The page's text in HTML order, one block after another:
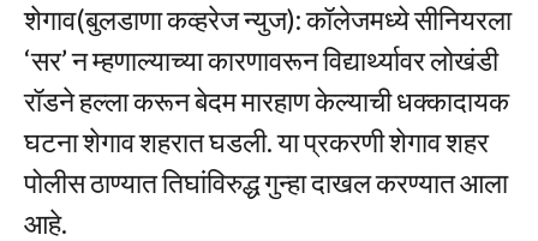
शेगाव(बुलडाणा कव्हरेज न्युज): कॉलेजमध्ये सीनियरला
‘सर’ न म्हणाल्याच्या कारणावरून विद्यार्थ्यावर लोखंडी
रॉडने हल्ला करून बेदम मारहाण केल्याची धक्कादायक
घटना शेगाव शहरात घडली. या प्रकरणी शेगाव शहर
पोलीस ठाण्यात तिघांविरुद्ध गुन्हा दाखल करण्यात आला
आहे.